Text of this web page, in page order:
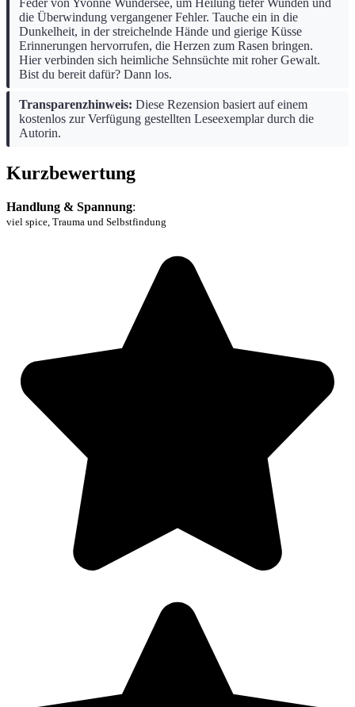
Feder von Yvonne Wundersee, um Heilung tiefer Wunden und
die Überwindung vergangener Fehler. Tauche ein in die
Dunkelheit, in der streichelnde Hände und gierige Küsse
Erinnerungen hervorrufen, die Herzen zum Rasen bringen.
Hier verbinden sich heimliche Sehnsüchte mit roher Gewalt.
Bist du bereit dafür? Dann los.
Transparenzhinweis: Diese Rezension basiert auf einem
kostenlos zur Verfügung gestellten Leseexemplar durch die
Autorin.
Kurzbewertung
Handlung & Spannung:
viel spice, Trauma und Selbstfindung